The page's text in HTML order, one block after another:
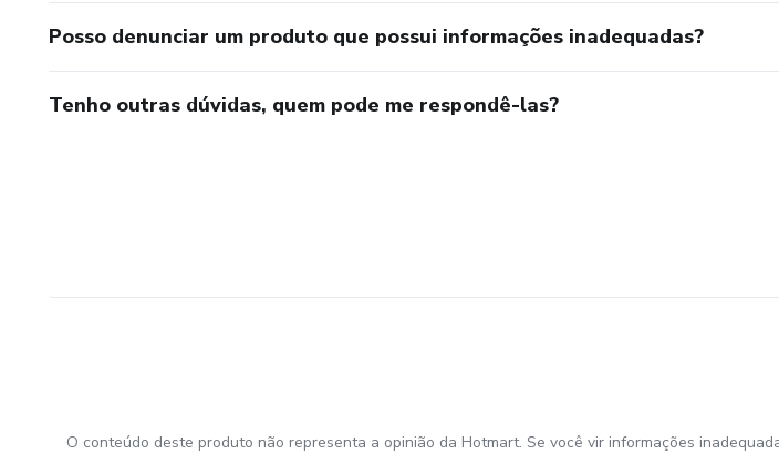
Posso denunciar um produto que possui informações inadequadas?
Tenho outras dúvidas, quem pode me respondê-las?
O conteúdo deste produto não representa a opinião da Hotmart. Se você vir informações